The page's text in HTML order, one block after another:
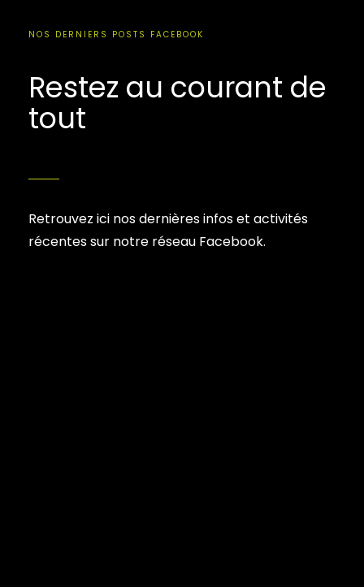
NOS DERNIERS POSTS FACEBOOK
Restez au courant de
tout
Retrouvez ici nos dernières infos et activités
récentes sur notre réseau Facebook.